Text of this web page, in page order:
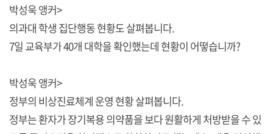
박성욱 앵커>
의과대 학생 집단행동 현황도 살펴봅니다.
7일 교육부가 40개 대학을 확인했는데 현황이 어떻습니까?
박성욱 앵커>
정부의 비상진료체계 운영 현황 살펴봅니다.
정부는 환자가 장기복용 의약품을 보다 원활하게 처방받을 수 있